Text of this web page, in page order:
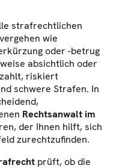
strafrechtlichen
wie
oder -betrug
absichtlich oder
riskiert
schwere Strafen. In
Rechtsanwalt im
der Ihnen hilft, sich
zurechtzufinden.
prüft, ob die